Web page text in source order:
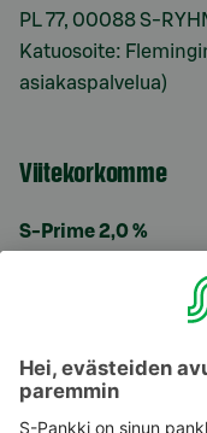
PL 77, 00088 S-
Katuosoite:
asiakaspalvelua)
Viitekorkomme
S-Prime 2,0 %